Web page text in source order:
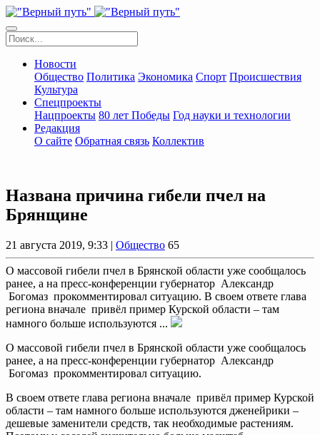
Новости
Общество Политика Экономика Спорт Происшествия
Культура
Спецпроекты
Нацпроекты 80 лет Победы Год науки и технологии
Редакция
О сайте Обратная связь Коллектив
Названа причина гибели пчел на
Брянщине
21 августа 2019, 9:33 | Общество 65
О массовой гибели пчел в Брянской области уже сообщалось
ранее, а на пресс-конференции губернатор Александр
Богомаз прокомментировал ситуацию. В своем ответе глава
региона вначале привёл пример Курской области – там
намного больше используются ...
О массовой гибели пчел в Брянской области уже сообщалось
ранее, а на пресс-конференции губернатор Александр
Богомаз прокомментировал ситуацию.
В своем ответе глава региона вначале привёл пример Курской
области – там намного больше используются дженейрики –
дешевые заменители средств, так необходимые растениям.